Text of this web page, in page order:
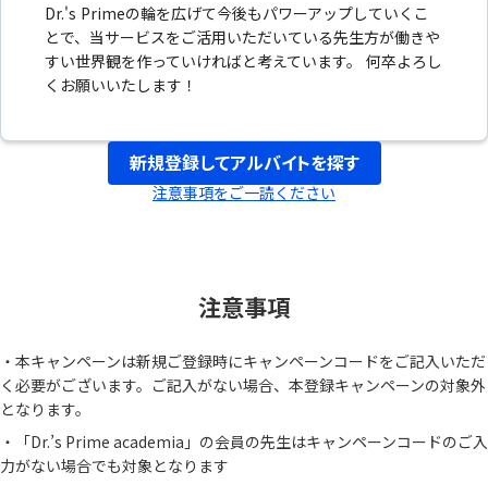
Dr.'s Primeの輪を広げて今後もパワーアップしていくこ
とで、当サービスをご活用いただいている先生方が働きや
すい世界観を作っていければと考えています。 何卒よろし
くお願いいたします！
新規登録してアルバイトを探す
注意事項をご一読ください
注意事項
・本キャンペーンは新規ご登録時にキャンペーンコードをご記入いただ
く必要がございます。ご記入がない場合、本登録キャンペーンの対象外
となります。
・「Dr.’s Prime academia」の会員の先生はキャンペーンコードのご入
力がない場合でも対象となります